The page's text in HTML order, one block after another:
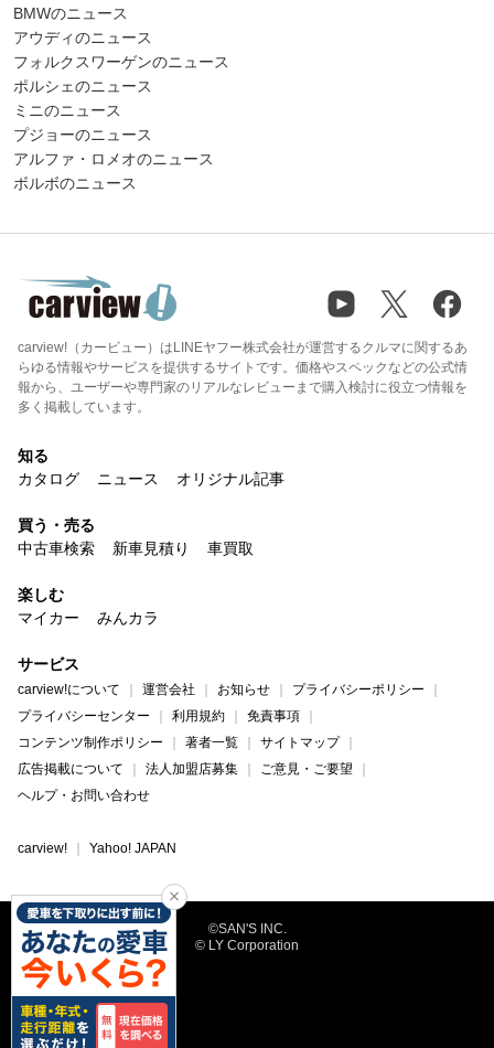
BMWのニュース
アウディのニュース
フォルクスワーゲンのニュース
ポルシェのニュース
ミニのニュース
プジョーのニュース
アルファ・ロメオのニュース
ボルボのニュース
carview!（カービュー）はLINEヤフー株式会社が運営するクルマに関するあ
らゆる情報やサービスを提供するサイトです。価格やスペックなどの公式情
報から、ユーザーや専門家のリアルなレビューまで購入検討に役立つ情報を
多く掲載しています。
知る
カタログ
ニュース オリジナル記事
買う・売る
中古車検索
新車見積り 車買取
楽しむ
マイカー
みんカラ
サービス
carview!について 運営会社 お知らせ
プライバシーポリシー
プライバシーセンター
利用規約
免責事項
コンテンツ制作ポリシー
著者一覧
サイトマップ
広告掲載について
法人加盟店募集
ご意見・ご要望
ヘルプ・お問い合わせ
carview! Yahoo! JAPAN
©SAN'S INC.
© LY Corporation